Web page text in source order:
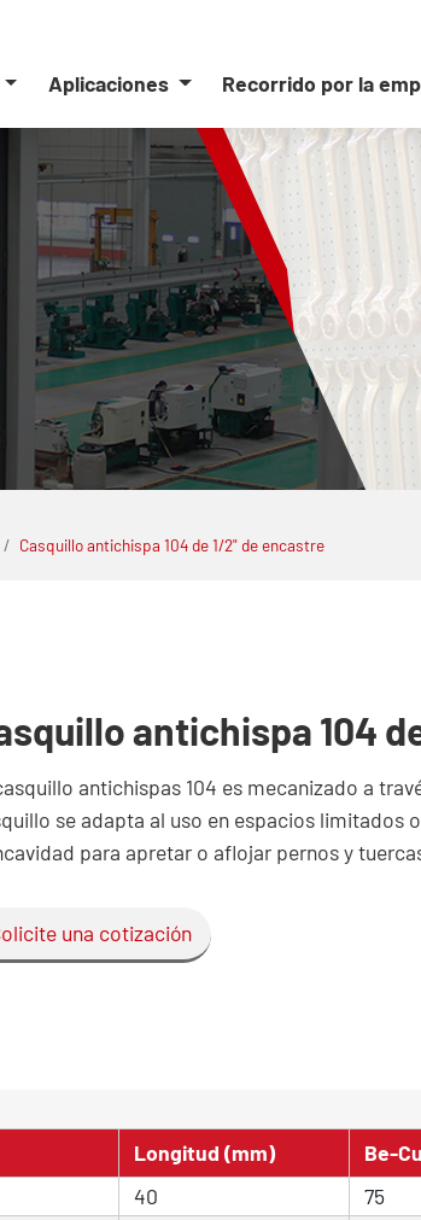
Aplicaciones Recorrido por la
Casquillo antichispa 104 de 1/2" de encastre
antichispa 104
antichispas 104 es mecanizado a
se adapta al uso en espacios limitados
para apretar o aflojar pernos y
una cotización
Longitud (mm) Be-
40 75